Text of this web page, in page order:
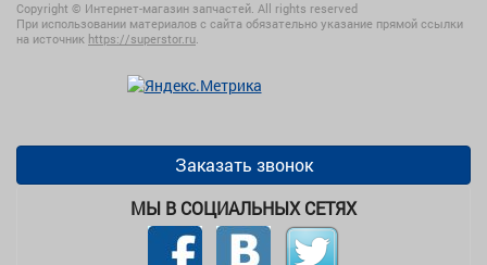
Copyright © Интернет-магазин запчастей. All rights reserved
При использовании материалов с сайта обязательно указание прямой ссылки
на источник https://superstor.ru.
Заказать звонок
МЫ В СОЦИАЛЬНЫХ СЕТЯХ